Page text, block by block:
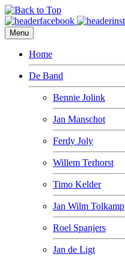
Menu
Home
De Band
Bennie Jolink
Jan Manschot
Ferdy Joly
Willem Terhorst
Timo Kelder
Jan Wilm Tolkamp
Roel Spanjers
Jan de Ligt